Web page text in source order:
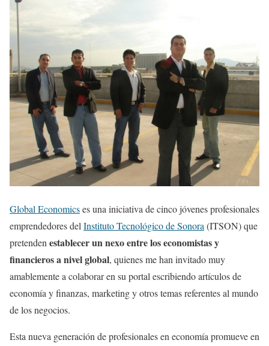
Global Economicses una iniciativa de cinco jóvenes profesionales
emprendedores del Instituto Tecnológico de Sonora (ITSON) que
pretenden establecer un nexo entre los economistas y
financieros a nivel global, quienes me han invitado muy
amablemente a colaborar en su portal escribiendo artículos de
economía y finanzas, marketing y otros temas referentes al mundo
de los negocios.
Esta nueva generación de profesionales en economía promueve en